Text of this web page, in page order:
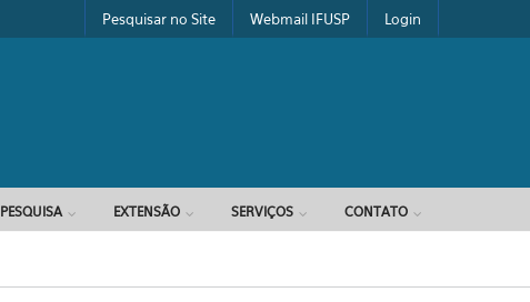
Pesquisar no Site Webmail IFUSP Login
PESQUISA EXTENSÃO SERVIÇOS CONTATO